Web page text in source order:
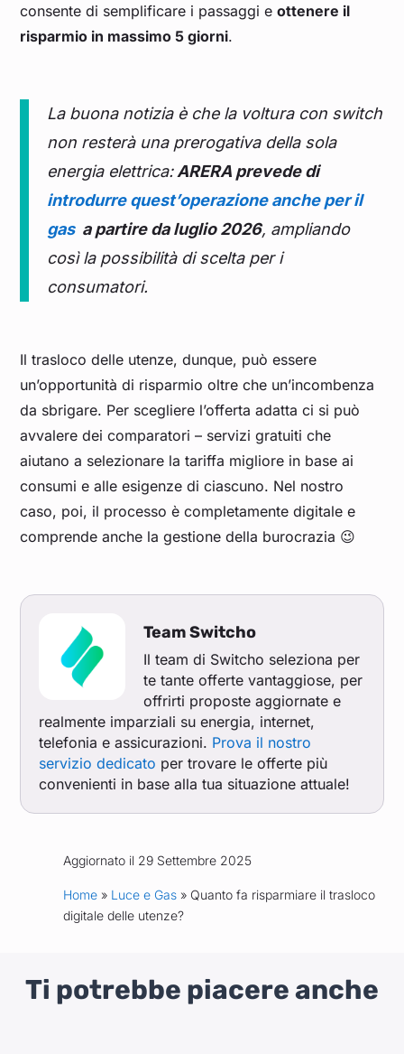
consente di semplificare i passaggi eottenere il
risparmio in massimo 5 giorni.
La buona notizia è che la voltura con switch
non resterà una prerogativa della sola
energia elettrica:ARERA prevede di
introdurre quest’operazione anche per il
gasa partire da luglio 2026, ampliando
così la possibilità di scelta per i
consumatori.
Il trasloco delle utenze, dunque, può essere
un’opportunità di risparmio oltre che un’incombenza
da sbrigare. Per scegliere l’offerta adatta ci si può
avvalere dei comparatori – servizi gratuiti che
aiutano a selezionare la tariffa migliore in base ai
consumi e alle esigenze di ciascuno. Nel nostro
caso, poi, il processo è completamente digitale e
comprende anche la gestione della burocrazia 😉
Team Switcho
Il team di Switcho seleziona per
te tante offerte vantaggiose, per
offrirti proposte aggiornate e
realmente imparziali su energia, internet,
telefonia e assicurazioni. Prova il nostro
servizio dedicato per trovare le offerte più
convenienti in base alla tua situazione attuale!
Aggiornato il 29 Settembre 2025
Home» Luce e Gas» Quanto fa risparmiare il trasloco
digitale delle utenze?
Ti potrebbe piacere anche